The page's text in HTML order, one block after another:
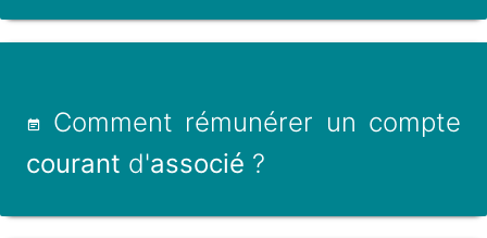
Comment rémunérer un compte
courant d'associé ?